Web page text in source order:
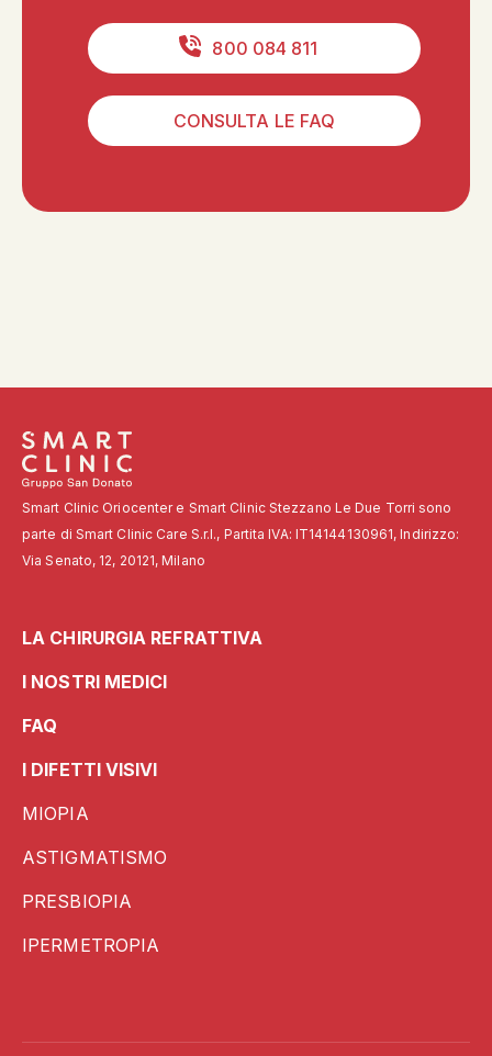
800 084 811
CONSULTA LE FAQ
Smart Clinic Oriocenter e Smart Clinic Stezzano Le Due Torri sono
parte di Smart Clinic Care S.r.l., Partita IVA: IT14144130961, Indirizzo:
Via Senato, 12, 20121, Milano
LA CHIRURGIA REFRATTIVA
I NOSTRI MEDICI
FAQ
I DIFETTI VISIVI
MIOPIA
ASTIGMATISMO
PRESBIOPIA
IPERMETROPIA